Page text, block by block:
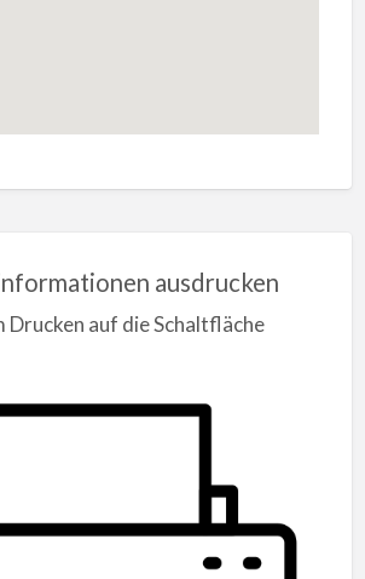
ausdrucken
Drucken auf die Schaltfläche